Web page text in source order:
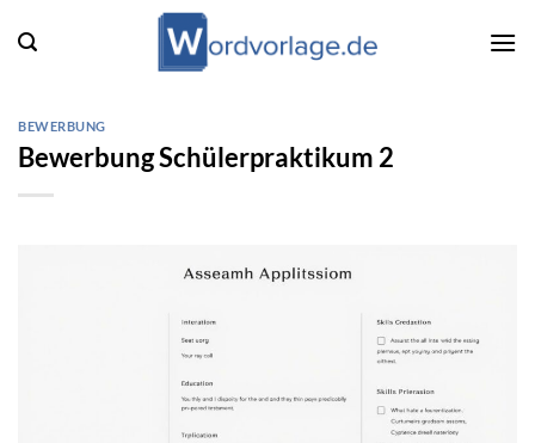
Inhalt
BEWERBUNG
Bewerbung Schülerpraktikum 2